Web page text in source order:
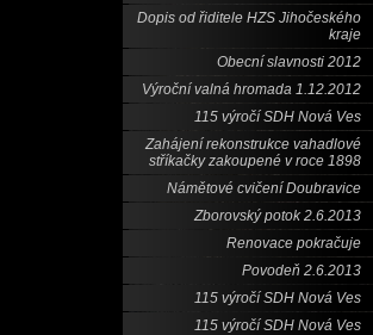
Dopis od řiditele HZS Jihočeského
kraje
Obecní slavnosti 2012
Výroční valná hromada 1.12.2012
115 výročí SDH Nová Ves
Zahájení rekonstrukce vahadlové
stříkačky zakoupené v roce 1898
Námětové cvičení Doubravice
Zborovský potok 2.6.2013
Renovace pokračuje
Povodeň 2.6.2013
115 výročí SDH Nová Ves
115 výročí SDH Nová Ves